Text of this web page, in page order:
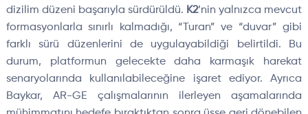
dizilim düzeni başarıyla sürdürüldü. K2’nin yalnızca mevcut
formasyonlarla sınırlı kalmadığı, “Turan” ve “duvar” gibi
farklı sürü düzenlerini de uygulayabildiği belirtildi. Bu
durum, platformun gelecekte daha karmaşık harekat
senaryolarında kullanılabileceğine işaret ediyor. Ayrıca
Baykar, AR-GE çalışmalarının ilerleyen aşamalarında